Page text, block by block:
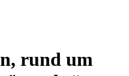
rund um